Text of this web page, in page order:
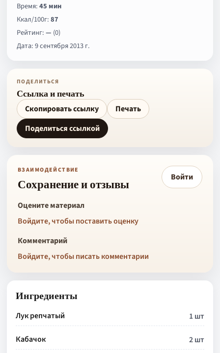
Время:45 мин
Ккал/100г:87
Рейтинг:— (0)
Дата: 9 сентября 2013 г.
ПОДЕЛИТЬСЯ
Ссылка и печать
Скопировать ссылку
Печать
Поделиться ссылкой
ВЗАИМОДЕЙСТВИЕ
Сохранение и отзывы Войти
Оцените материал
Войдите, чтобы поставить оценку
Комментарий
Войдите, чтобы писать комментарии
Ингредиенты
Лук репчатый 1 шт
Кабачок 2 шт